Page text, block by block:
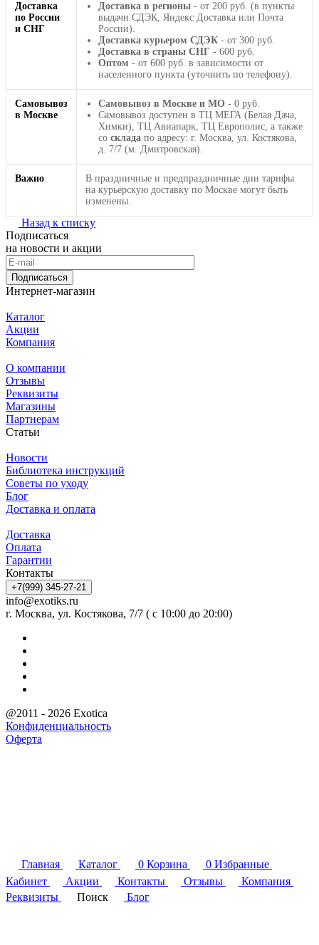
Доставка
по России
и СНГ
Доставка в регионы - от 200 руб. (в пункты
выдачи СДЭК, Яндекс Доставка или Почта
России).
Доставка курьером СДЭК - от 300 руб.
Доставка в страны СНГ - 600 руб.
Оптом - от 600 руб. в зависимости от
населенного пункта (уточнить по телефону).
Самовывоз
в Москве
Самовывоз в Москве и МО - 0 руб.
Самовывоз доступен в ТЦ МЕГА (Белая Дача,
Химки), ТЦ Авиапарк, ТЦ Европолис, а также
со склада по адресу: г. Москва, ул. Костякова,
д. 7/7 (м. Дмитровская).
Важно
В праздничные и предпраздничные дни тарифы
на курьерскую доставку по Москве могут быть
изменены.
Назад к списку
Подписаться
на новости и акции
Подписаться
Интернет-магазин
Каталог
Акции
Компания
О компании
Отзывы
Реквизиты
Магазины
Партнерам
Статьи
Новости
Библиотека инструкций
Советы по уходу
Блог
Доставка и оплата
Доставка
Оплата
Гарантии
Контакты
+7(999) 345-27-21
info@exotiks.ru
г. Москва, ул. Костякова, 7/7 ( с 10:00 до 20:00)
@2011 - 2026 Exotica
Конфиденциальность
Оферта
Главная Каталог 0 Корзина 0 Избранные
Кабинет
Акции Контакты Отзывы
Компания
Реквизиты
Поиск Блог